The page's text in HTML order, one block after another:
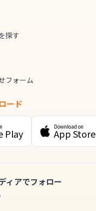
探す
フォーム
ード
Play
Download on
App Store
ィアでフォロー